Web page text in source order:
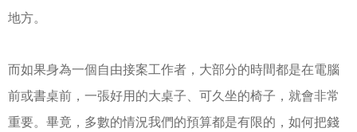
地方。
而如果身為一個自由接案工作者，大部分的時間都是在電腦
前或書桌前，一張好用的大桌子、可久坐的椅子，就會非常
重要。畢竟，多數的情況我們的預算都是有限的，如何把錢